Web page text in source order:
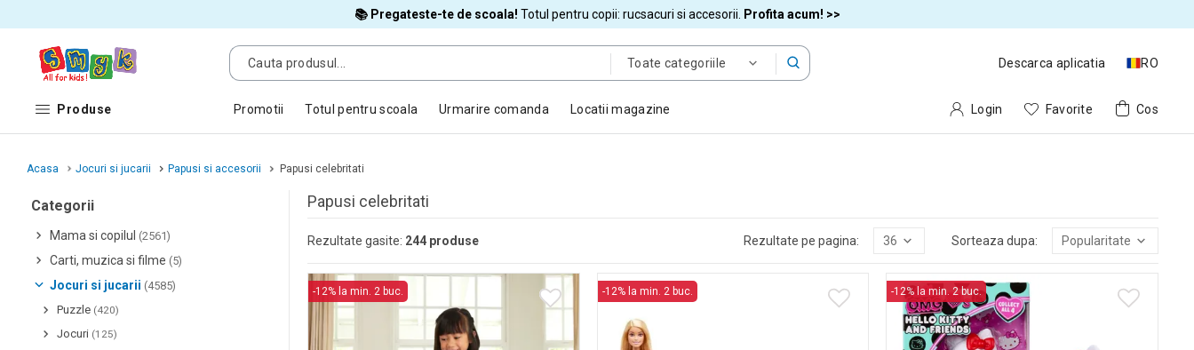
📚 Pregateste-te de scoala! Totul pentru copii: rucsacuri si accesorii. Profita acum! >>
Toate categoriile Descarca aplicatia RO
Produse Promotii Totul pentru scoala Urmarire comanda Locatii magazine Login Favorite Cos
Acasa Jocuri si jucarii Papusi si accesorii Papusi celebritati
Categorii
Mama si copilul (2561)
Carti, muzica si filme (5)
Jocuri si jucarii (4585)
Puzzle (420)
Jocuri (125)
Papusi celebritati
Rezultate gasite: 244 produse Rezultate pe pagina: 36 Sorteaza dupa: Popularitate
-12% la min. 2 buc. -12% la min. 2 buc. -12% la min. 2 buc.